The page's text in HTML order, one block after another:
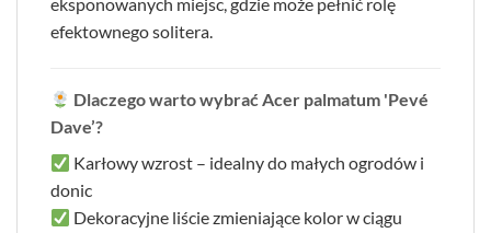
efektownego solitera.
Dlaczego warto wybrać Acer palmatum 'Pevé
Dave’?
Karłowy wzrost – idealny do małych ogrodów i
donic
Dekoracyjne liście zmieniające kolor w ciągu